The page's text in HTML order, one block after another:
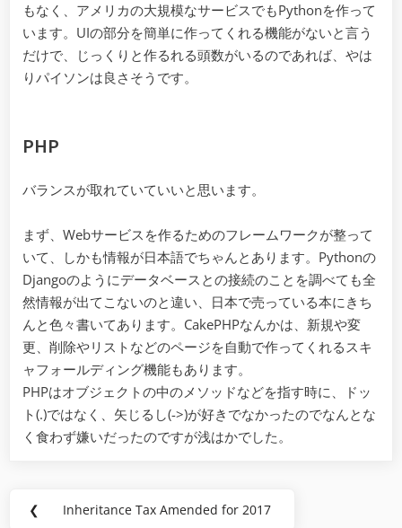
もなく、アメリカの大規模なサービスでもPythonを作って
います。UIの部分を簡単に作ってくれる機能がないと言う
だけで、じっくりと作るれる頭数がいるのであれば、やは
りパイソンは良さそうです。
PHP
バランスが取れていていいと思います。
まず、Webサービスを作るためのフレームワークが整って
いて、しかも情報が日本語でちゃんとあります。Pythonの
Djangoのようにデータベースとの接続のことを調べても全
然情報が出てこないのと違い、日本で売っている本にきち
んと色々書いてあります。CakePHPなんかは、新規や変
更、削除やリストなどのページを自動で作ってくれるスキ
ャフォールディング機能もあります。
PHPはオブジェクトの中のメソッドなどを指す時に、ドッ
ト(.)ではなく、矢じるし(->)が好きでなかったのでなんとな
く食わず嫌いだったのですが浅はかでした。
Post
❮
Previous
Inheritance Tax Amended for 2017